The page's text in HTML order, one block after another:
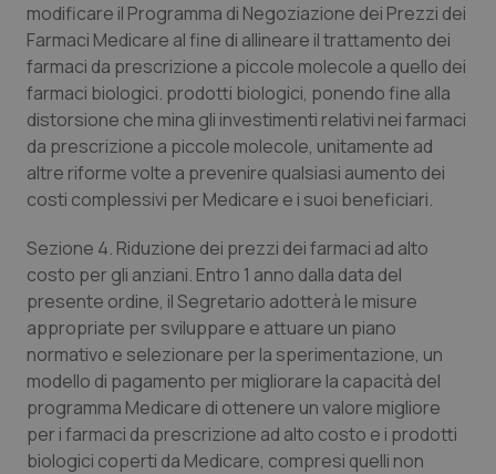
modificare il Programma di Negoziazione dei Prezzi dei
Farmaci Medicare al fine di allineare il trattamento dei
farmaci da prescrizione a piccole molecole a quello dei
farmaci biologici. prodotti biologici, ponendo fine alla
distorsione che mina gli investimenti relativi nei farmaci
da prescrizione a piccole molecole, unitamente ad
altre riforme volte a prevenire qualsiasi aumento dei
costi complessivi per Medicare e i suoi beneficiari.
Sezione 4. Riduzione dei prezzi dei farmaci ad alto
costo per gli anziani. Entro 1 anno dalla data del
presente ordine, il Segretario adotterà le misure
appropriate per sviluppare e attuare un piano
normativo e selezionare per la sperimentazione, un
modello di pagamento per migliorare la capacità del
programma Medicare di ottenere un valore migliore
per i farmaci da prescrizione ad alto costo e i prodotti
biologici coperti da Medicare, compresi quelli non